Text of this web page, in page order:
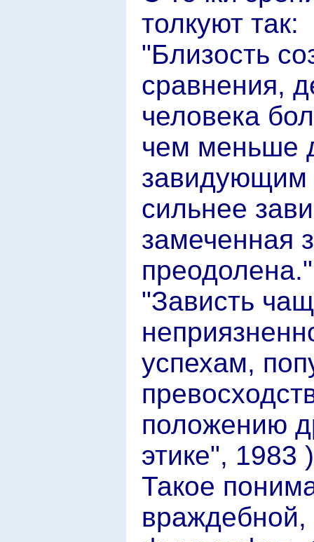
толкуют так:
"Близость
сравнения,
человека
чем меньше
завидующим
сильнее
замеченная
преодолена."
"Зависть
успехам,
положению
этике", 1983
Такое
враждебной,